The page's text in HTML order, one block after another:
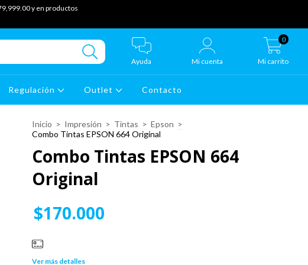
y en productos
Ayuda Mi cuenta Mi carrito
0
Regulación Outlet Contacto
Inicio > Impresión > Tintas > Epson >
Combo Tintas EPSON 664 Original
Combo Tintas EPSON 664
Original
$170.000
Ver más detalles